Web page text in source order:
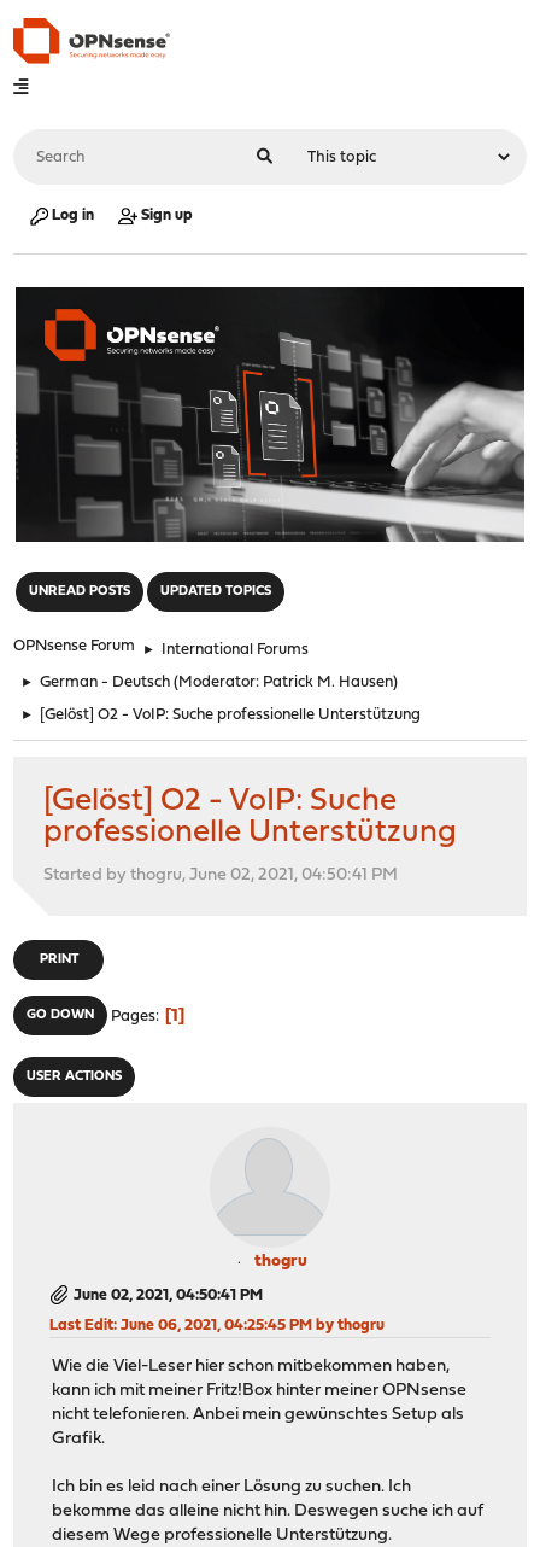
Log in Sign up
UNREAD POSTS UPDATED TOPICS
OPNsense Forum ► International Forums
► German - Deutsch (Moderator: Patrick M. Hausen)
► [Gelöst] O2 - VoIP: Suche professionelle Unterstützung
[Gelöst] O2 - VoIP: Suche
professionelle Unterstützung
Started by thogru, June 02, 2021, 04:50:41 PM
PRINT
GO DOWN Pages 1
USER ACTIONS
thogru
June 02, 2021, 04:50:41 PM
Last Edit: June 06, 2021, 04:25:45 PM by thogru
Wie die Viel-Leser hier schon mitbekommen haben,
kann ich mit meiner Fritz!Box hinter meiner OPNsense
nicht telefonieren. Anbei mein gewünschtes Setup als
Grafik.
Ich bin es leid nach einer Lösung zu suchen. Ich
bekomme das alleine nicht hin. Deswegen suche ich auf
diesem Wege professionelle Unterstützung.